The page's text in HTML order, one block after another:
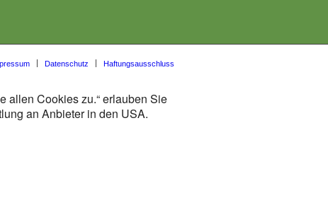
Datenschutz Haftungsausschluss
allen Cookies zu.“ erlauben Sie
an Anbieter in den USA.